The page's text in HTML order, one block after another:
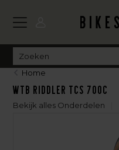
Home
WTB Riddler TCS 700c
Bekijk alles Onderdelen